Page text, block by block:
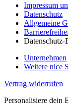
Impressum
Datenschutz
Allgemeine
Datenschutz-
Unternehmen
Weitere nice
Vertrag widerrufen
Personalisiere dein